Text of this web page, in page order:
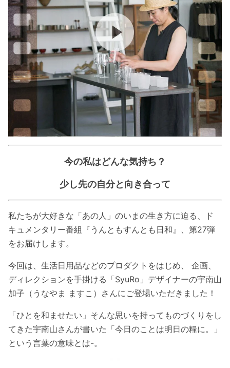
今の私はどんな気持ち？
少し先の自分と向き合って
私たちが大好きな「あの人」のいまの生き方に迫る、ド
キュメンタリー番組『うんともすんとも日和』、第27弾
をお届けします。
今回は、生活日用品などのプロダクトをはじめ、 企画、
ディレクションを手掛ける「SyuRo」デザイナーの宇南山
加子（うなやま ますこ）さんにご登場いただきました！
「ひとを和ませたい」そんな思いを持ってものづくりをし
てきた宇南山さんが書いた「今日のことは明日の糧に。」
という言葉の意味とは-。